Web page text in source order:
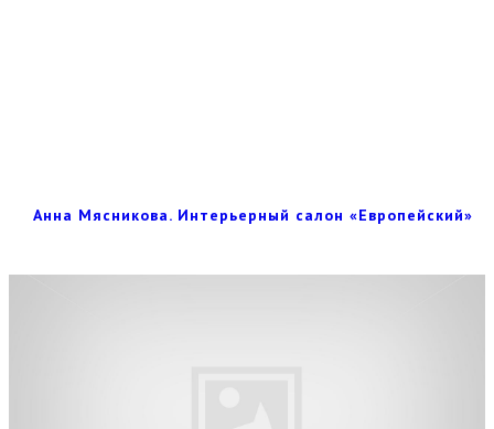
Анна Мясникова. Интерьерный салон «Европейский»